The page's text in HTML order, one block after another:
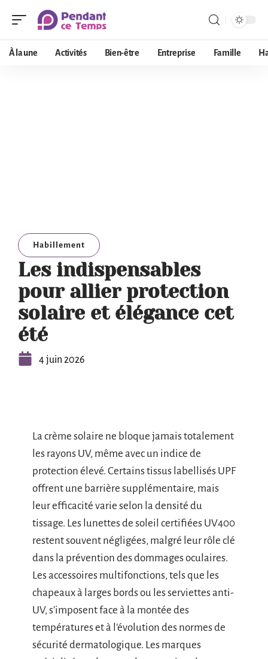
À la une Activités Bien-être Entreprise Famille
Habillement
Les indispensables
pour allier protection
solaire et élégance cet
été
4 juin 2026
La crème solaire ne bloque jamais totalement
les rayons UV, même avec un indice de
protection élevé. Certains tissus labellisés UPF
offrent une barrière supplémentaire, mais
leur efficacité varie selon la densité du
tissage. Les lunettes de soleil certifiées UV400
restent souvent négligées, malgré leur rôle clé
dans la prévention des dommages oculaires.
Les accessoires multifonctions, tels que les
chapeaux à larges bords ou les serviettes anti-
UV, s’imposent face à la montée des
températures et à l’évolution des normes de
sécurité dermatologique. Les marques